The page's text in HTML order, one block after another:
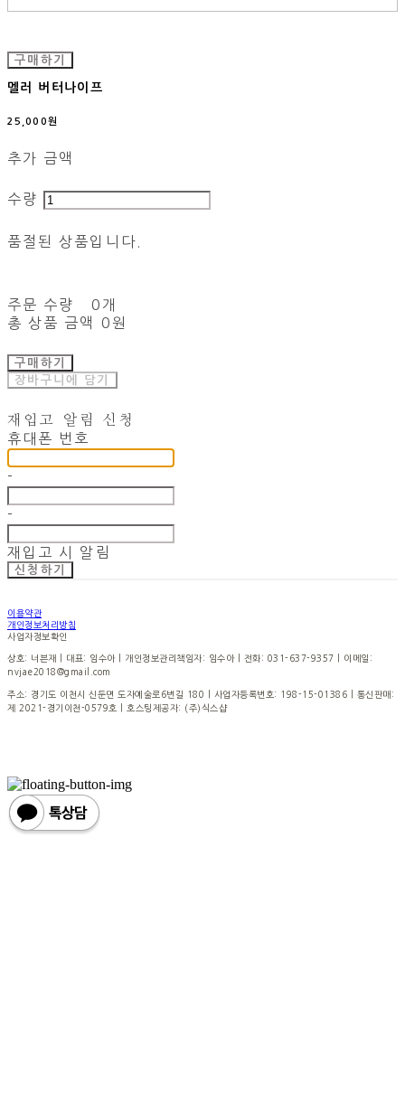
구매하기
멜러 버터나이프
25,000원
추가 금액
수량
품절된 상품입니다.
주문 수량
0개
총 상품 금액
0원
구매하기
장바구니에 담기
재입고 알림 신청
휴대폰 번호
-
-
재입고 시 알림
신청하기
이용약관
개인정보처리방침
사업자정보확인
상호: 너븐재 | 대표: 임수아 | 개인정보관리책임자: 임수아 | 전화: 031-637-9357 | 이메일:
nvjae2018@gmail.com
주소: 경기도 이천시 신둔면 도자예술로6번길 180 | 사업자등록번호: 198-15-01386 | 통신판매:
제 2021-경기이천-0579호
| 호스팅제공자: (주)식스샵